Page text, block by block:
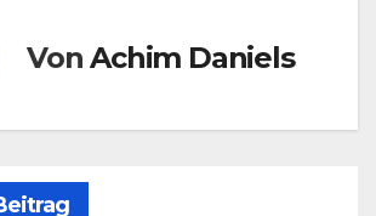
VonAchim Daniels